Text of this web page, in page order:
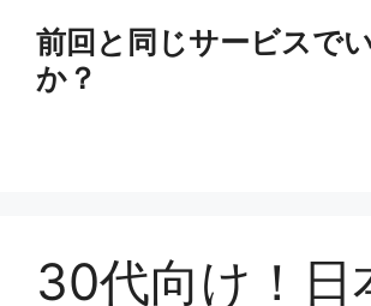
前回と同じサービスで
か？
30代向け！日